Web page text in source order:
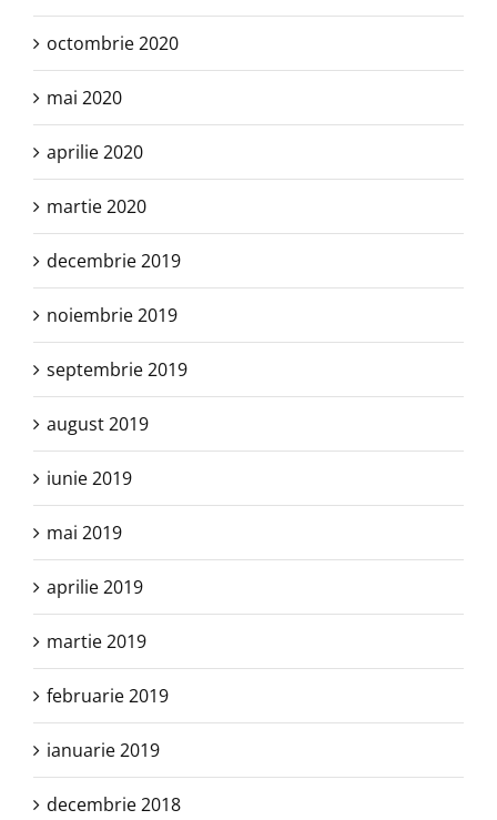
octombrie 2020
mai 2020
aprilie 2020
martie 2020
decembrie 2019
noiembrie 2019
septembrie 2019
august 2019
iunie 2019
mai 2019
aprilie 2019
martie 2019
februarie 2019
ianuarie 2019
decembrie 2018